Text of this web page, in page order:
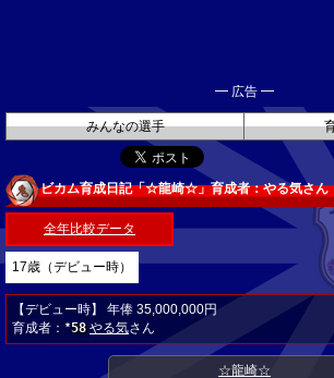
━ 広告 ━
みんなの選手
ビカム育成日記「☆龍崎☆」育成者：やる気さん
全年比較データ
17歳（デビュー時）
【デビュー時】 年俸 35,000,000円
育成者：
★58 やる気さん
☆龍崎☆